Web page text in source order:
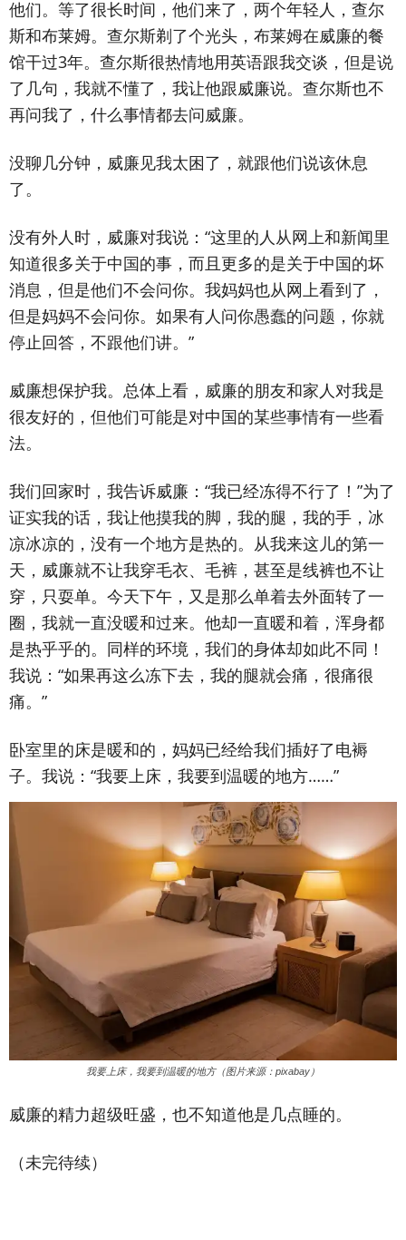
他们。等了很长时间，他们来了，两个年轻人，查尔
斯和布莱姆。查尔斯剃了个光头，布莱姆在威廉的餐
馆干过3年。查尔斯很热情地用英语跟我交谈，但是说
了几句，我就不懂了，我让他跟威廉说。查尔斯也不
再问我了，什么事情都去问威廉。
没聊几分钟，威廉见我太困了，就跟他们说该休息
了。
没有外人时，威廉对我说：“这里的人从网上和新闻里
知道很多关于中国的事，而且更多的是关于中国的坏
消息，但是他们不会问你。我妈妈也从网上看到了，
但是妈妈不会问你。如果有人问你愚蠢的问题，你就
停止回答，不跟他们讲。”
威廉想保护我。总体上看，威廉的朋友和家人对我是
很友好的，但他们可能是对中国的某些事情有一些看
法。
我们回家时，我告诉威廉：“我已经冻得不行了！”为了
证实我的话，我让他摸我的脚，我的腿，我的手，冰
凉冰凉的，没有一个地方是热的。从我来这儿的第一
天，威廉就不让我穿毛衣、毛裤，甚至是线裤也不让
穿，只耍单。今天下午，又是那么单着去外面转了一
圈，我就一直没暖和过来。他却一直暖和着，浑身都
是热乎乎的。同样的环境，我们的身体却如此不同！
我说：“如果再这么冻下去，我的腿就会痛，很痛很
痛。”
卧室里的床是暖和的，妈妈已经给我们插好了电褥
子。我说：“我要上床，我要到温暖的地方……”
我要上床，我要到温暖的地方（图片来源：pixabay）
威廉的精力超级旺盛，也不知道他是几点睡的。
（未完待续）